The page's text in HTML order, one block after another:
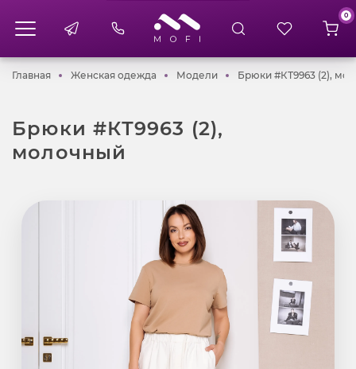
0
ГлавнаяГлавнаяЖенская одежда Женская одежда
МоделиМоделиБрюки #КТ9963 (2),
Брюки #КТ9963 (2),
молочный